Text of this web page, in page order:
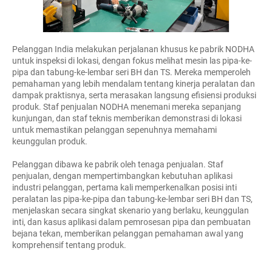
Pelanggan India melakukan perjalanan khusus ke pabrik NODHA
untuk inspeksi di lokasi, dengan fokus melihat mesin las pipa-ke-
pipa dan tabung-ke-lembar seri BH dan TS. Mereka memperoleh
pemahaman yang lebih mendalam tentang kinerja peralatan dan
dampak praktisnya, serta merasakan langsung efisiensi produksi
produk. Staf penjualan NODHA menemani mereka sepanjang
kunjungan, dan staf teknis memberikan demonstrasi di lokasi
untuk memastikan pelanggan sepenuhnya memahami
keunggulan produk.
Pelanggan dibawa ke pabrik oleh tenaga penjualan. Staf
penjualan, dengan mempertimbangkan kebutuhan aplikasi
industri pelanggan, pertama kali memperkenalkan posisi inti
peralatan las pipa-ke-pipa dan tabung-ke-lembar seri BH dan TS,
menjelaskan secara singkat skenario yang berlaku, keunggulan
inti, dan kasus aplikasi dalam pemrosesan pipa dan pembuatan
bejana tekan, memberikan pelanggan pemahaman awal yang
komprehensif tentang produk.